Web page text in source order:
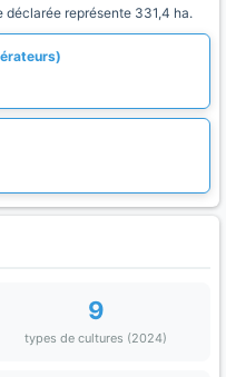
représente 331,4 ha.
9
types de cultures (2024)